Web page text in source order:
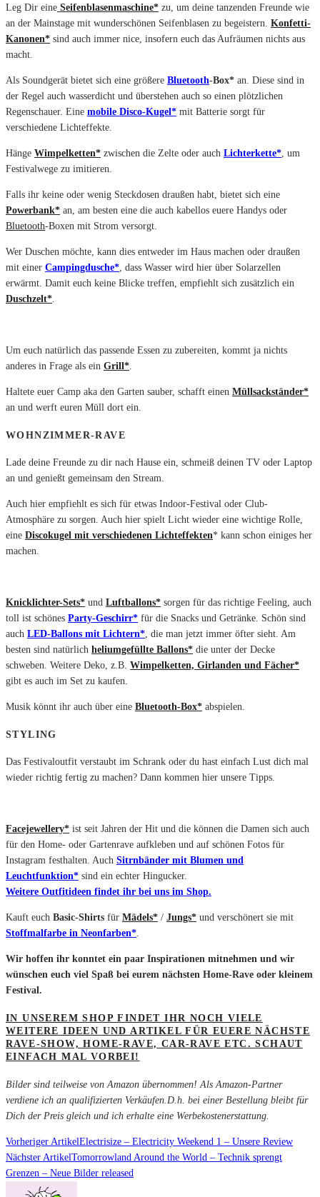
Leg Dir eine Seifenblasenmaschine* zu, um deine tanzenden Freunde wie
an der Mainstage mit wunderschönen Seifenblasen zu begeistern. Konfetti-
Kanonen* sind auch immer nice, insofern euch das Aufräumen nichts aus
macht.
Als Soundgerät bietet sich eine größere Bluetooth-Box* an. Diese sind in
der Regel auch wasserdicht und überstehen auch so einen plötzlichen
Regenschauer. Eine mobile Disco-Kugel* mit Batterie sorgt für
verschiedene Lichteffekte.
Hänge Wimpelketten* zwischen die Zelte oder auch Lichterkette* , um
Festivalwege zu imitieren.
Falls ihr keine oder wenig Steckdosen draußen habt, bietet sich eine
Powerbank* an, am besten eine die auch kabellos euere Handys oder
Bluetooth-Boxen mit Strom versorgt.
Wer Duschen möchte, kann dies entweder im Haus machen oder draußen
mit einer Campingdusche* , dass Wasser wird hier über Solarzellen
erwärmt. Damit euch keine Blicke treffen, empfiehlt sich zusätzlich ein
Duschzelt*
Um euch natürlich das passende Essen zu zubereiten, kommt ja nichts
anderes in Frage als ein Grill*
Haltete euer Camp aka den Garten sauber, schafft einen Müllsackständer*
an und werft euren Müll dort ein.
WOHNZIMMER-RAVE
Lade deine Freunde zu dir nach Hause ein, schmeiß deinen TV oder Laptop
an und genießt gemeinsam den Stream.
Auch hier empfiehlt es sich für etwas Indoor-Festival oder Club-
Atmosphäre zu sorgen. Auch hier spielt Licht wieder eine wichtige Rolle,
eine Discokugel mit verschiedenen Lichteffekten* kann schon einiges her
machen.
Knicklichter-Sets* und Luftballons* sorgen für das richtige Feeling, auch
toll ist schönes Party-Geschirr* für die Snacks und Getränke. Schön sind
auch LED-Ballons mit Lichtern*, die man jetzt immer öfter sieht. Am
besten sind natürlich heliumgefüllte Ballons* die unter der Decke
schweben. Weitere Deko, z.B. Wimpelketten, Girlanden und Fächer*
gibt es auch im Set zu kaufen.
Musik könnt ihr auch über eine Bluetooth-Box* abspielen.
STYLING
Das Festivaloutfit verstaubt im Schrank oder du hast einfach Lust dich mal
wieder richtig fertig zu machen? Dann kommen hier unsere Tipps.
Facejewellery* ist seit Jahren der Hit und die können die Damen sich auch
für den Home- oder Gartenrave aufkleben und auf schönen Fotos für
Instagram festhalten. Auch Sitrnbänder mit Blumen und
Leuchtfunktion* sind ein echter Hingucker.
Weitere Outfitideen findet ihr bei uns im Shop.
Kauft euch Basic-Shirts für Mädels* / Jungs* und verschönert sie mit
Stoffmalfarbe in Neonfarben*.
Wir hoffen ihr konntet ein paar Inspirationen mitnehmen und wir
wünschen euch viel Spaß bei eurem nächsten Home-Rave oder kleinem
Festival.
IN UNSEREM SHOP FINDET IHR NOCH VIELE
WEITERE IDEEN UND ARTIKEL FÜR EUERE NÄCHSTE
RAVE-SHOW, HOME-RAVE, CAR-RAVE ETC. SCHAUT
EINFACH MAL VORBEI!
Bilder sind teilweise von Amazon übernommen! Als Amazon-Partner
verdiene ich an qualifizierten Verkäufen.D.h. bei einer Bestellung bleibt für
Dich der Preis gleich und ich erhalte eine Werbekostenerstattung.
Vorheriger ArtikelElectrisize – Electricity Weekend 1 – Unsere Review
Nächster ArtikelTomorrowland Around the World – Technik sprengt
Grenzen – Neue Bilder released